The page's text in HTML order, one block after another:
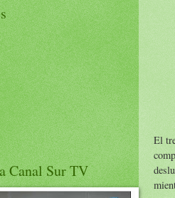
El
Canal Sur TV